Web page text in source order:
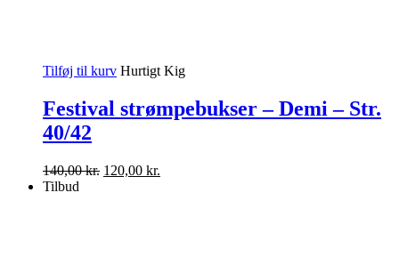
Tilføj til kurv Hurtigt Kig
Festival strømpebukser – Demi – Str.
40/42
140,00kr. Den
120,00 kr.
Tilbud